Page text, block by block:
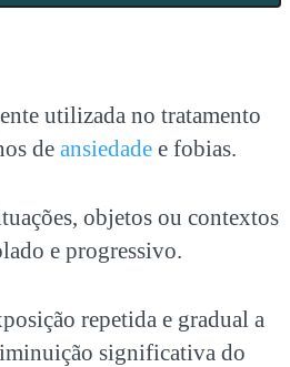
utilizada no tratamento
de ansiedade e fobias.
objetos ou contextos
e progressivo.
repetida e gradual a
significativa do